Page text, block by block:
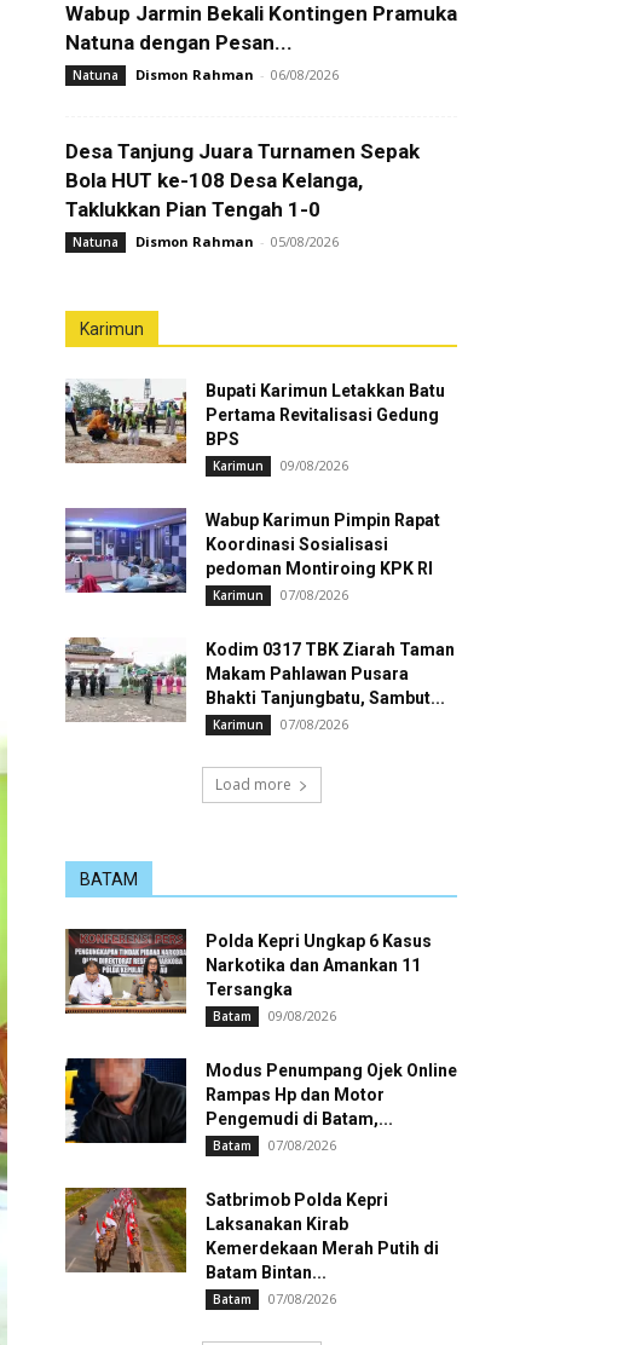
Wabup Jarmin Bekali Kontingen Pramuka
Natuna dengan Pesan...
Natuna Dismon Rahman - 06/08/2026
Desa Tanjung Juara Turnamen Sepak
Bola HUT ke-108 Desa Kelanga,
Taklukkan Pian Tengah 1-0
Natuna Dismon Rahman - 05/08/2026
Karimun
Bupati Karimun Letakkan Batu
Pertama Revitalisasi Gedung
BPS
Karimun 09/08/2026
Wabup Karimun Pimpin Rapat
Koordinasi Sosialisasi
pedoman Montiroing KPK RI
Karimun 07/08/2026
Kodim 0317 TBK Ziarah Taman
Makam Pahlawan Pusara
Bhakti Tanjungbatu, Sambut...
Karimun 07/08/2026
Load more
BATAM
Polda Kepri Ungkap 6 Kasus
Narkotika dan Amankan 11
Tersangka
Batam 09/08/2026
Modus Penumpang Ojek Online
Rampas Hp dan Motor
Pengemudi di Batam,...
Batam 07/08/2026
Satbrimob Polda Kepri
Laksanakan Kirab
Kemerdekaan Merah Putih di
Batam Bintan...
Batam 07/08/2026